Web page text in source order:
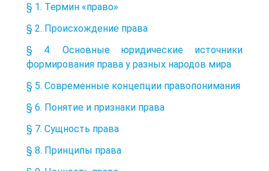
§ 1. Термин «право»
§ 2. Происхождение права
§ 4. Основные юридические источники
формирования права у разных народов мира
§ 5. Современные концепции правопонимания
§ 6. Понятие и признаки права
§ 7. Сущность права
§ 8. Принципы права